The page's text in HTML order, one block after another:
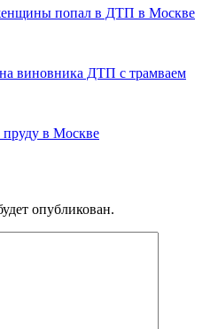
попал в ДТП в Москве
виновника ДТП с трамваем
пруду в Москве
опубликован.